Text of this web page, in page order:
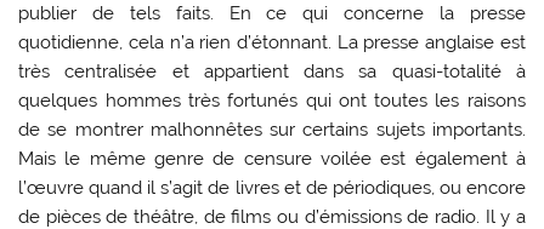
publier de tels faits. En ce qui concerne la presse
quotidienne, cela n’a rien d’étonnant. La presse anglaise est
très centralisée et appartient dans sa quasi-totalité à
quelques hommes très fortunés qui ont toutes les raisons
de se montrer malhonnêtes sur certains sujets importants.
Mais le même genre de censure voilée est également à
l’œuvre quand il s’agit de livres et de périodiques, ou encore
de pièces de théâtre, de films ou d’émissions de radio. Il y a